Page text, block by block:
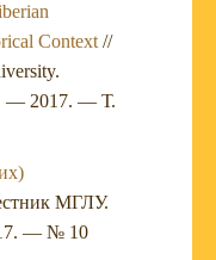
Context //
— 2017. — Т.
МГЛУ.
— № 10